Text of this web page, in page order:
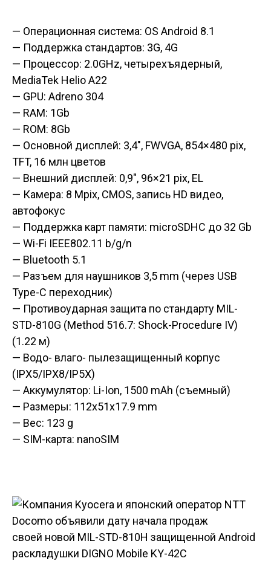
— Операционная система: OS Android 8.1
— Поддержка стандартов: 3G, 4G
— Процессор: 2.0GHz, четырехъядерный,
MediaTek Helio A22
— GPU: Adreno 304
— RAM: 1Gb
— ROM: 8Gb
— Основной дисплей: 3,4″, FWVGA, 854×480 pix,
TFT, 16 млн цветов
— Внешний дисплей: 0,9″, 96×21 pix, EL
— Камера: 8 Mpix, CMOS, запись HD видео,
автофокус
— Поддержка карт памяти: microSDHC до 32 Gb
— Wi-Fi IEEE802.11 b/g/n
— Bluetooth 5.1
— Разъем для наушников 3,5 mm (через USB
Type-C переходник)
— Противоударная защита по стандарту MIL-
STD-810G (Method 516.7: Shock-Procedure IV)
(1.22 м)
— Водо- влаго- пылезащищенный корпус
(IPX5/IPX8/IP5X)
— Аккумулятор: Li-Ion, 1500 mAh (съемный)
— Размеры: 112x51x17.9 mm
— Вес: 123 g
— SIM-карта: nanoSIM